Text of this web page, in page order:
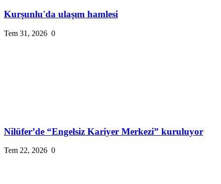
Kurşunlu'da ulaşım hamlesi
Tem 31, 2026 0
Nilüfer’de “Engelsiz Kariyer Merkezi” kuruluyor
Tem 22, 2026 0